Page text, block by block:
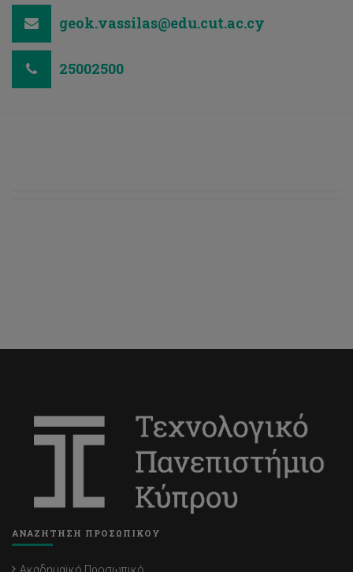
geok.vassilas@edu.cut.ac.cy
25002500
ΑΝΑΖΗΤΗΣΗ ΠΡΟΣΩΠΙΚΟΥ